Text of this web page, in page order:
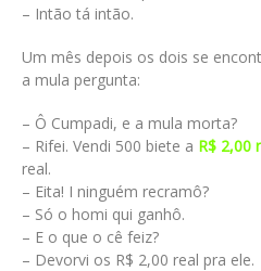
– Intão tá intão.
Um mês depois os dois se
a mula pergunta:
– Ô Cumpadi, e a mula morta?
– Rifei. Vendi 500 biete a R$ 2,00
real.
– Eita! I ninguém recramô?
– Só o homi qui ganhô.
– E o que o cê feiz?
– Devorvi os R$ 2,00 real pra ele.